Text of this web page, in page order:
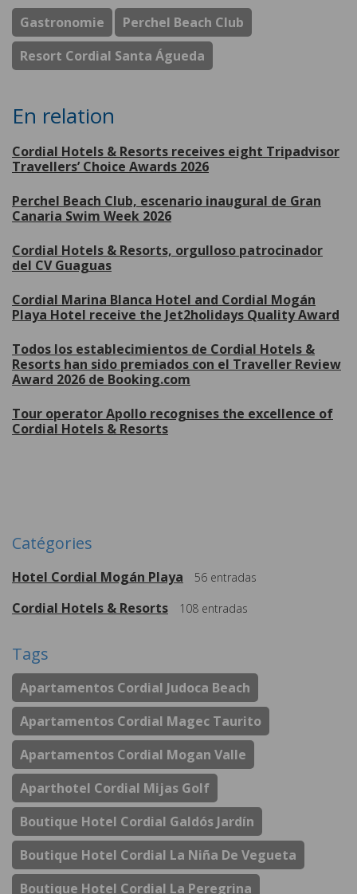
Gastronomie
Perchel Beach Club
Resort Cordial Santa Águeda
En relation
Cordial Hotels & Resorts receives eight Tripadvisor
Travellers’ Choice Awards 2026
Perchel Beach Club, escenario inaugural de Gran
Canaria Swim Week 2026
Cordial Hotels & Resorts, orgulloso patrocinador
del CV Guaguas
Cordial Marina Blanca Hotel and Cordial Mogán
Playa Hotel receive the Jet2holidays Quality Award
Todos los establecimientos de Cordial Hotels &
Resorts han sido premiados con el Traveller Review
Award 2026 de Booking.com
Tour operator Apollo recognises the excellence of
Cordial Hotels & Resorts
Catégories
Hotel Cordial Mogán Playa 56 entradas
Cordial Hotels & Resorts 108 entradas
Tags
Apartamentos Cordial Judoca Beach
Apartamentos Cordial Magec Taurito
Apartamentos Cordial Mogan Valle
Aparthotel Cordial Mijas Golf
Boutique Hotel Cordial Galdós Jardín
Boutique Hotel Cordial La Niña De Vegueta
Boutique Hotel Cordial La Peregrina